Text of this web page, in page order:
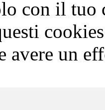
con il tuo
avere un